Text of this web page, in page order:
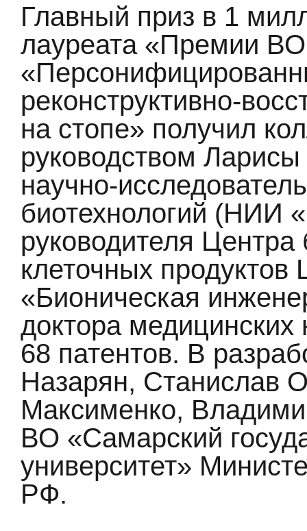
Главный приз в 1
лауреата «Премии
реконструктивно-
на стопе» получил
руководством
научно-
биотехнологий (НИИ
руководителя
клеточных
«Бионическая
доктора
68 патентов. В
Назарян, Станислав
Максименко,
ВО «Самарский
университет»
РФ.